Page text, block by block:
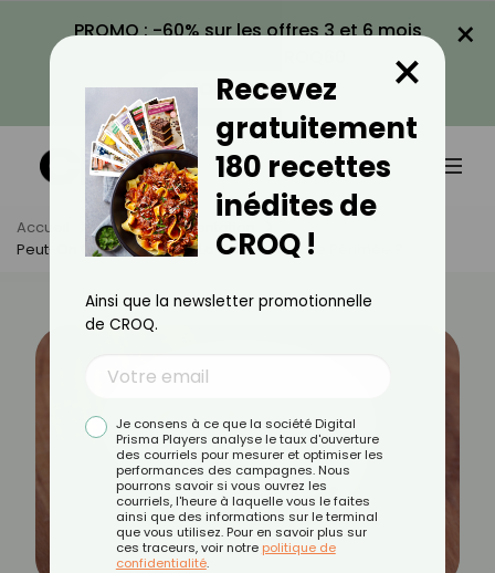
PROMO : -60% sur les offres 3 et 6 mois
VOIR LA PROMO
×
Accueil Actus
Alimentation
Peut-On Consommer De La Crème Fraîche Périmée ?
Recevez
gratuitement
180 recettes
inédites de
CROQ !
×
Ainsi que la newsletter promotionnelle
de CROQ.
Je consens à ce que la société Digital
Prisma Players analyse le taux d'ouverture
des courriels pour mesurer et optimiser les
performances des campagnes. Nous
pourrons savoir si vous ouvrez les
courriels, l'heure à laquelle vous le faites
ainsi que des informations sur le terminal
que vous utilisez. Pour en savoir plus sur
ces traceurs, voir notre politique de
confidentialité.